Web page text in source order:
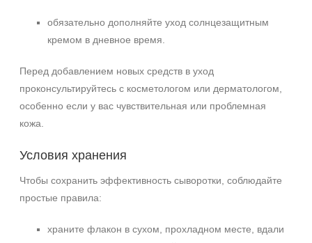
обязательно дополняйте уход солнцезащитным
кремом в дневное время.
Перед добавлением новых средств в уход
проконсультируйтесь с косметологом или дерматологом,
особенно если у вас чувствительная или проблемная
кожа.
Условия хранения
Чтобы сохранить эффективность сыворотки, соблюдайте
простые правила:
храните флакон в сухом, прохладном месте, вдали